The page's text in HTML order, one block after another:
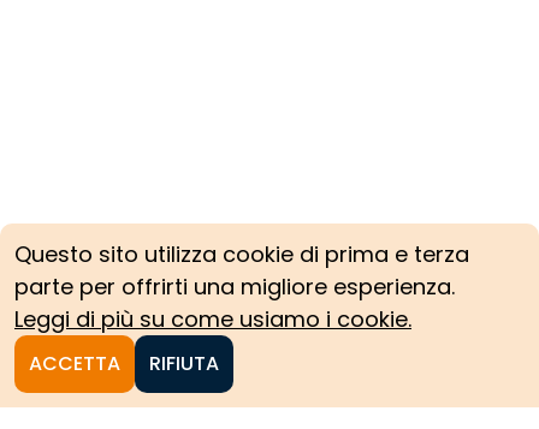
Questo sito utilizza cookie di prima e terza
parte per offrirti una migliore esperienza.
Leggi di più su come usiamo i cookie.
ACCETTA RIFIUTA